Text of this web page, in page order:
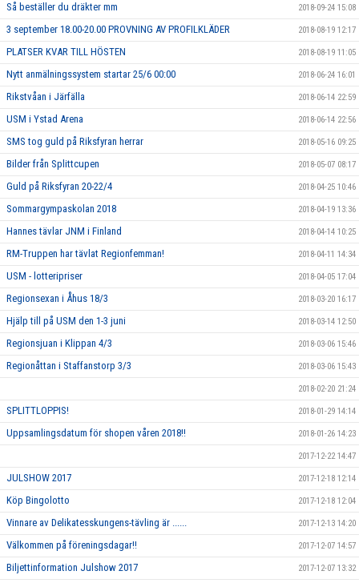
Så beställer du dräkter mm 2018-09-24 15:08
3 september 18.00-20.00 PROVNING AV PROFILKLÄDER 2018-08-19 12:17
PLATSER KVAR TILL HÖSTEN 2018-08-19 11:05
Nytt anmälningssystem startar 25/6 00:00 2018-06-24 16:01
Rikstvåan i Järfälla 2018-06-14 22:59
USM i Ystad Arena 2018-06-14 22:56
SMS tog guld på Riksfyran herrar 2018-05-16 09:25
Bilder från Splittcupen 2018-05-07 08:17
Guld på Riksfyran 20-22/4 2018-04-25 10:46
Sommargympaskolan 2018 2018-04-19 13:36
Hannes tävlar JNM i Finland 2018-04-14 10:25
RM-Truppen har tävlat Regionfemman! 2018-04-11 14:34
USM - lotteripriser 2018-04-05 17:04
Regionsexan i Åhus 18/3 2018-03-20 16:17
Hjälp till på USM den 1-3 juni 2018-03-14 12:50
Regionsjuan i Klippan 4/3 2018-03-06 15:46
Regionåttan i Staffanstorp 3/3 2018-03-06 15:43
2018-02-20 21:24
SPLITTLOPPIS! 2018-01-29 14:14
Uppsamlingsdatum för shopen våren 2018!! 2018-01-26 14:23
2017-12-22 14:47
JULSHOW 2017 2017-12-18 12:14
Köp Bingolotto 2017-12-18 12:04
Vinnare av Delikatesskungens-tävling är ...... 2017-12-13 14:20
Välkommen på föreningsdagar!! 2017-12-07 14:57
Biljettinformation Julshow 2017 2017-12-07 13:32